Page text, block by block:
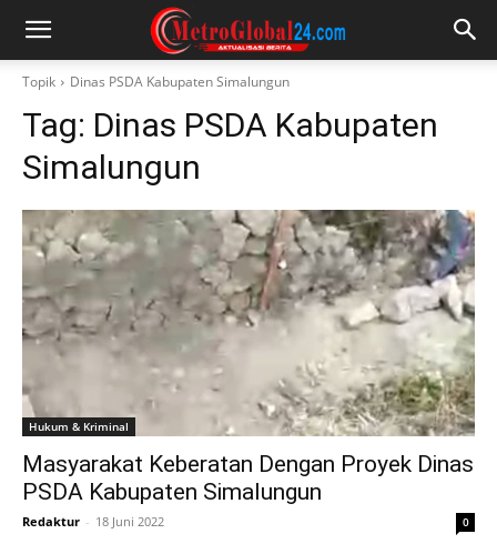
Topik Dinas PSDA Kabupaten Simalungun
Tag: Dinas PSDA Kabupaten
Simalungun
Hukum & Kriminal
Masyarakat Keberatan Dengan Proyek Dinas
PSDA Kabupaten Simalungun
Redaktur - 18 Juni 2022 0